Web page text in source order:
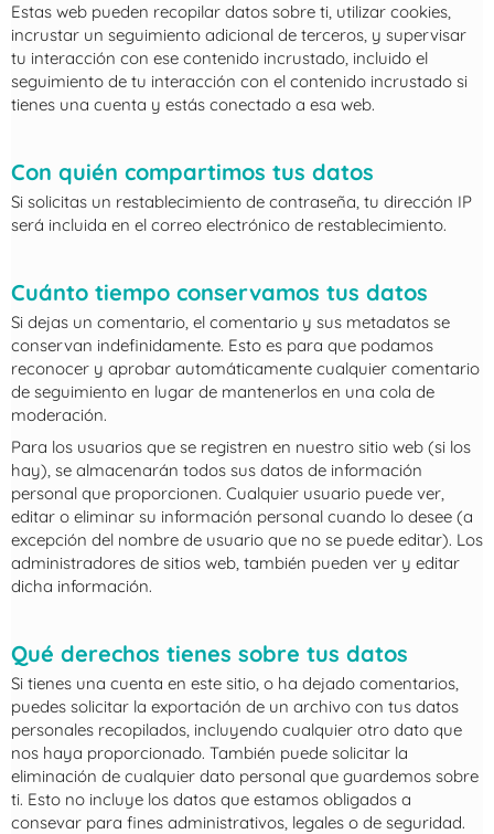
Estas web pueden recopilar datos sobre ti, utilizar cookies,
incrustar un seguimiento adicional de terceros, y supervisar
tu interacción con ese contenido incrustado, incluido el
seguimiento de tu interacción con el contenido incrustado si
tienes una cuenta y estás conectado a esa web.
Con quién compartimos tus datos
Si solicitas un restablecimiento de contraseña, tu dirección IP
será incluida en el correo electrónico de restablecimiento.
Cuánto tiempo conservamos tus datos
Si dejas un comentario, el comentario y sus metadatos se
conservan indefinidamente. Esto es para que podamos
reconocer y aprobar automáticamente cualquier comentario
de seguimiento en lugar de mantenerlos en una cola de
moderación.
Para los usuarios que se registren en nuestro sitio web (si los
hay), se almacenarán todos sus datos de información
personal que proporcionen. Cualquier usuario puede ver,
editar o eliminar su información personal cuando lo desee (a
excepción del nombre de usuario que no se puede editar). Los
administradores de sitios web, también pueden ver y editar
dicha información.
Qué derechos tienes sobre tus datos
Si tienes una cuenta en este sitio, o ha dejado comentarios,
puedes solicitar la exportación de un archivo con tus datos
personales recopilados, incluyendo cualquier otro dato que
nos haya proporcionado. También puede solicitar la
eliminación de cualquier dato personal que guardemos sobre
ti. Esto no incluye los datos que estamos obligados a
consevar para fines administrativos, legales o de seguridad.